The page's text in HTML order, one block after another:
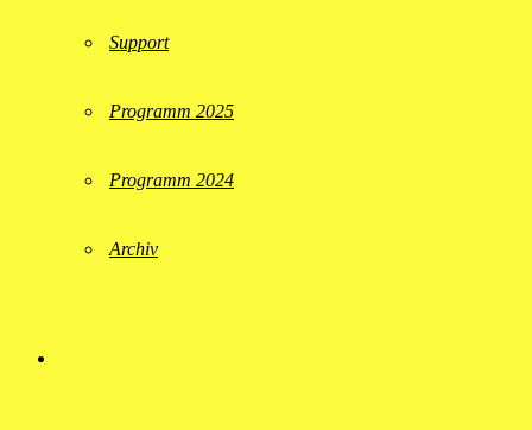
Support
Programm 2025
Programm 2024
Archiv